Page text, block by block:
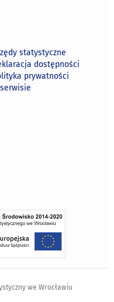
statystyczne
dostępności
prywatności
we Wrocławiu